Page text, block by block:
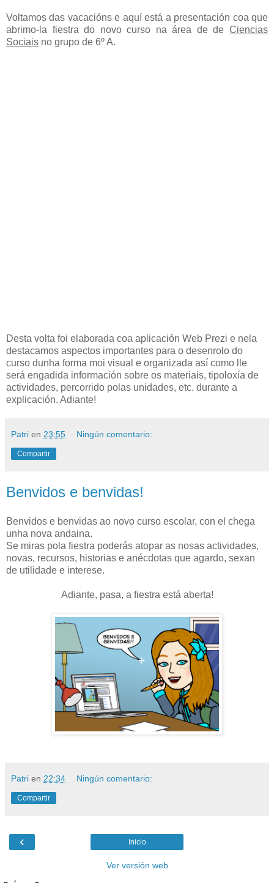
Voltamos das vacacións e aquí está a presentación coa que
abrimo-la fiestra do novo curso na área de de Ciencias
Sociais no grupo de 6º A.
Desta volta foi elaborada coa aplicación Web Prezi e nela
destacamos aspectos importantes para o desenrolo do
curso dunha forma moi visual e organizada así como lle
será engadida información sobre os materiais, tipoloxía de
actividades, percorrido polas unidades, etc. durante a
explicación. Adiante!
Patri en 23:55 Ningún comentario:
Compartir
Benvidos e benvidas!
Benvidos e benvidas ao novo curso escolar, con el chega
unha nova andaina.
Se miras pola fiestra poderás atopar as nosas actividades,
novas, recursos, historias e anécdotas que agardo, sexan
de utilidade e interese.
Adiante, pasa, a fiestra está aberta!
Patri en 22:34 Ningún comentario:
Compartir
‹ Inicio
Ver versión web